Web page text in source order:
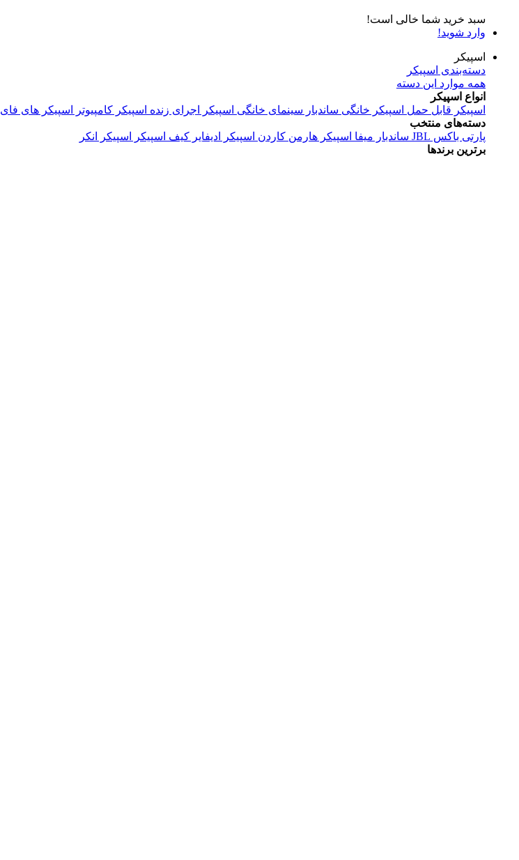
سبد خرید شما خالی است!
وارد شوید!
اسپیکر
دسته‌بندی اسپیکر
همه موارد این دسته
انواع اسپیکر
اسپیکر قابل حمل اسپیکر خانگی ساندبار سینمای خانگی اسپیکر اجرای زنده اسپیکر کامپیوتر اسپیکر های فای
دسته‌های منتخب
پارتی باکس JBL
ساندبار میفا اسپیکر هارمن کاردن اسپیکر ادیفایر کیف اسپیکر
اسپیکر انکر
برترین برندها